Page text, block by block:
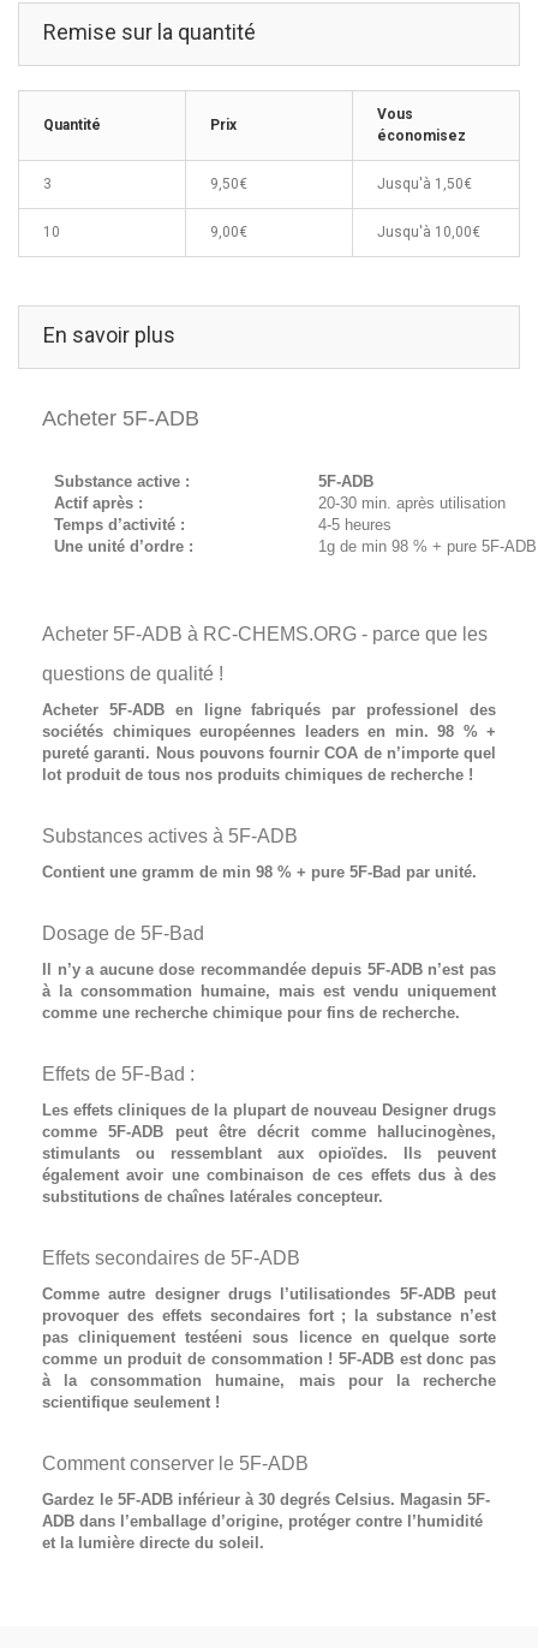
Remise sur la quantité
Quantité Prix
Vous
économisez
3 9,50€ Jusqu'à 1,50€
10 9,00€ Jusqu'à 10,00€
En savoir plus
Acheter 5F-ADB
Substance active :
Actif après :
Temps d’activité :
Une unité d’ordre :
5F-ADB
20-30 min. après utilisation
4-5 heures
1g de min 98 % + pure 5F-ADB
Acheter 5F-ADB à RC-CHEMS.ORG - parce que les
questions de qualité !
Acheter 5F-ADBen ligne fabriqués par professionel des
sociétés chimiques européennes leaders en min. 98 % +
pureté garanti. Nous pouvons fournir COA de n’importe quel
lot produit de tous nos produits chimiques de recherche !
Substances actives à 5F-ADB
Contient une gramm de min 98 % + pure 5F-Bad par unité.
Dosage de 5F-Bad
Il n’y a aucune dose recommandée depuis 5F-ADBn’est pas
à la consommation humaine, mais est vendu uniquement
comme une recherche chimique pour fins de recherche.
Effets de 5F-Bad :
Les effets cliniques de la plupart de nouveau Designer drugs
comme5F-ADB peut être décrit comme hallucinogènes,
stimulants ou ressemblant aux opioïdes. Ils peuvent
également avoir une combinaison de ces effets dus à des
substitutions de chaînes latérales concepteur.
Effets secondaires de 5F-ADB
Comme autre designer drugs l’utilisationdes 5F-ADBpeut
provoquer des effets secondaires fort ; la substance n’est
pas cliniquement testéeni sous licence en quelque sorte
comme un produit de consommation ! 5F-ADB est donc pas
à la consommation humaine, mais pour la recherche
scientifique seulement !
Comment conserver le 5F-ADB
Gardez le 5F-ADB inférieur à 30 degrés Celsius. Magasin 5F-
ADB dans l’emballage d’origine, protéger contre l’humidité
et la lumière directe du soleil.